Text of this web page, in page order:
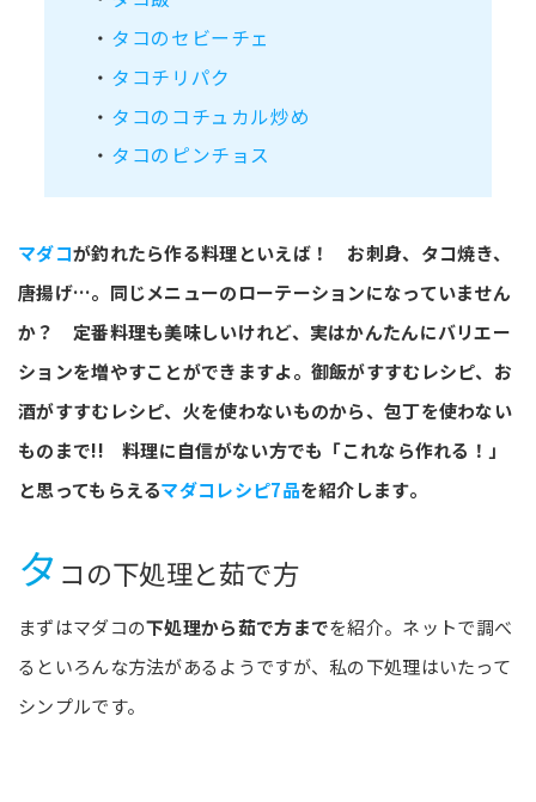
・ タコのセビーチェ
・ タコチリパク
・ タコのコチュカル炒め
・ タコのピンチョス
マダコが釣れたら作る料理といえば！ お刺身、タコ焼き、
唐揚げ…。同じメニューのローテーションになっていません
か？ 定番料理も美味しいけれど、実はかんたんにバリエー
ションを増やすことができますよ。御飯がすすむレシピ、お
酒がすすむレシピ、火を使わないものから、包丁を使わない
ものまで!! 料理に自信がない方でも「これなら作れる！」
と思ってもらえるマダコレシピ7品を紹介します。
タ コの下処理と茹で方
まずはマダコの下処理から茹で方までを紹介。ネットで調べ
るといろんな方法があるようですが、私の下処理はいたって
シンプルです。